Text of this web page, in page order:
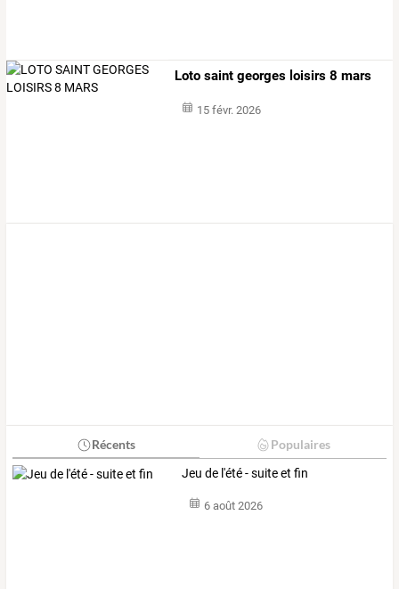
Loto saint georges loisirs 8 mars
15 févr. 2026
Récents Populaires
Jeu de l'été - suite et fin
6 août 2026